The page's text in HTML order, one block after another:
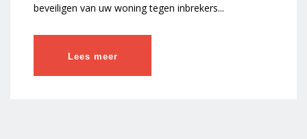
beveiligen van uw woning tegen inbrekers...
Lees meer